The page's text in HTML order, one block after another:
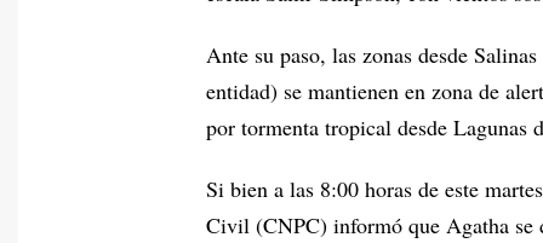
Ante su paso, las zonas desde
entidad) se mantienen en zona de
por tormenta tropical desde Lagunas
Si bien a las 8:00 horas de este
Civil (CNPC) informó que Agatha se